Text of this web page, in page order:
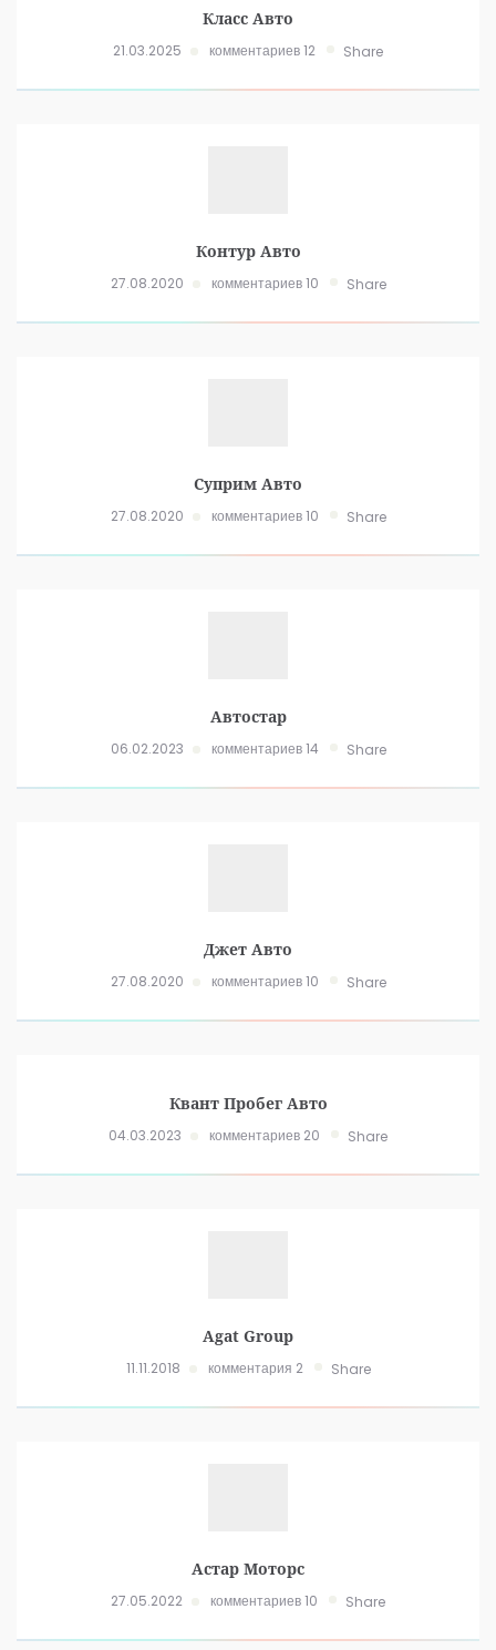
Класс Авто
21.03.2025 комментариев 12 Share
Контур Авто
27.08.2020 комментариев 10 Share
Суприм Авто
27.08.2020 комментариев 10 Share
Автостар
06.02.2023 комментариев 14 Share
Джет Авто
27.08.2020 комментариев 10 Share
Квант Пробег Авто
04.03.2023 комментариев 20 Share
Agat Group
11.11.2018 комментария 2 Share
Астар Моторс
27.05.2022 комментариев 10 Share